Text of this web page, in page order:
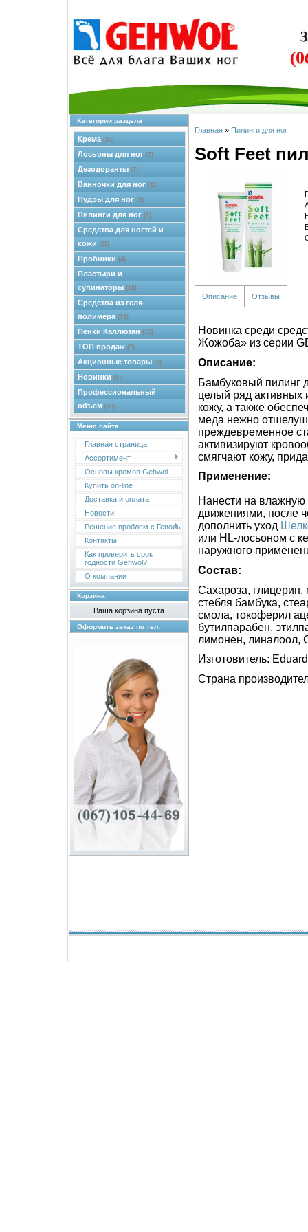
Категории раздела
Крема (33)
Лосьоны для ног (7)
Дезодоранты (7)
Ванночки для ног (11)
Пудры для ног (2)
Пилинги для ног (6)
Средства для ногтей и
кожи (11)
Пробники (4)
Пластыри и
супинаторы (18)
Средства из геля-
полимера (33)
Пенки Каллюзан (15)
ТОП продаж (7)
Акционные товары (9)
Новинки (5)
Профессиональный
объем (18)
Меню сайта
Главная страница
Ассортимент
Основы кремов Gehwol
Купить on-line
Доставка и оплата
Новости
Решение проблем с Геволь
Контакты
Как проверить срок
годности Gehwol?
О компании
Корзина
Ваша корзина пуста
Оформить заказ по тел:
Главная » Пилинги для ног
Soft Feet
Описание Отзывы
Новинка среди
Жожоба» из серии
Описание:
Бамбуковый пилинг
целый ряд активных
кожу, а также
меда нежно
преждевременное
активизируют
смягчают кожу,
Применение:
Нанести на
движениями, после
дополнить уход
или HL-лосьоном с
наружного
Состав:
Сахароза, глицерин,
стебля бамбука,
смола, токоферил
бутилпарабен,
лимонен, линалоол,
Изготовитель:
Страна